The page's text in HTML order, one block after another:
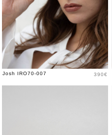
Josh IRO70-007 Prix
390€